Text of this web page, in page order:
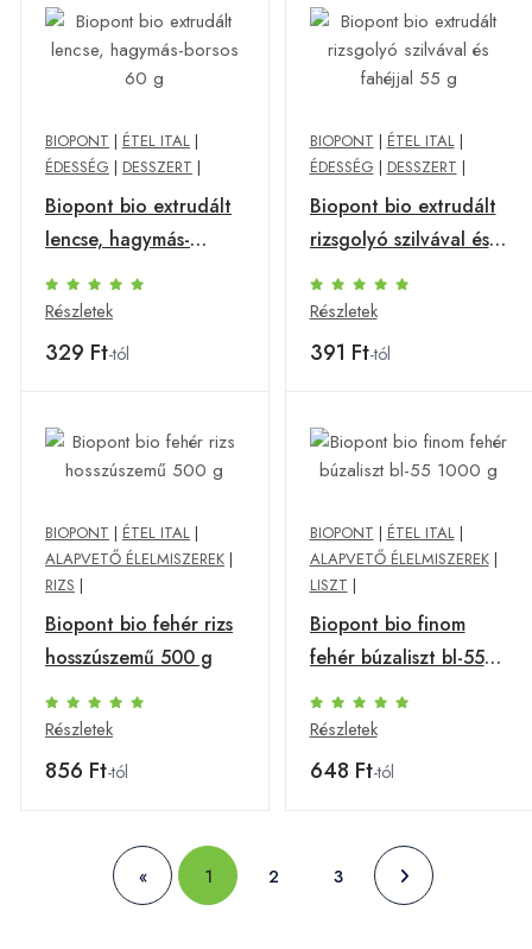
BIOPONT | ÉTEL ITAL |
ÉDESSÉG | DESSZERT |
Biopont bio extrudált
lencse, hagymás-
borsos 60 g
Részletek
329 Ft-tól
BIOPONT | ÉTEL ITAL|
ÉDESSÉG | DESSZERT |
Biopont bio extrudált
rizsgolyó szilvával és
fahéjjal 55 g
Részletek
391 Ft-tól
BIOPONT | ÉTEL ITAL |
ALAPVETŐ ÉLELMISZEREK |
RIZS |
Biopont bio fehér rizs
hosszúszemű 500 g
Részletek
856 Ft-tól
BIOPONT | ÉTEL ITAL|
ALAPVETŐ ÉLELMISZEREK|
LISZT |
Biopont bio finom
fehér búzaliszt bl-55
1000 g
Részletek
648 Ft-tól
« 1 2 3